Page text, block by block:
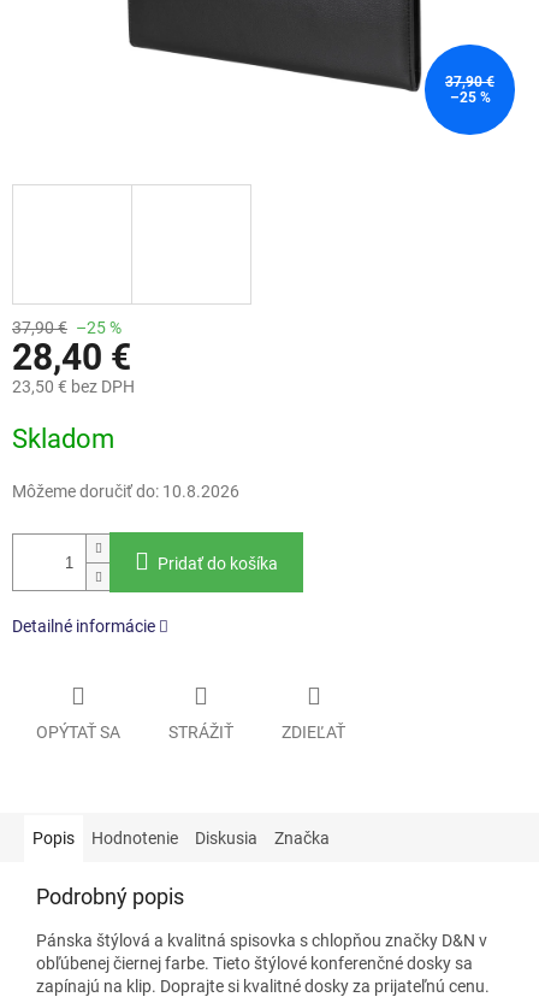
37,90 €
–25 %
37,90 € –25 %
28,40 €
23,50 € bez DPH
cena:
Skladom
Môžeme doručiť do: 10.8.2026
Pridať do košíka
Detailné informácie
OPÝTAŤ SA STRÁŽIŤ ZDIEĽAŤ
Popis Hodnotenie Diskusia Značka
Podrobný popis
Pánska štýlová a kvalitná spisovka s chlopňou značky D&N v
obľúbenej čiernej farbe. Tieto štýlové konferenčné dosky sa
zapínajú na klip. Doprajte si kvalitné dosky za prijateľnú cenu.